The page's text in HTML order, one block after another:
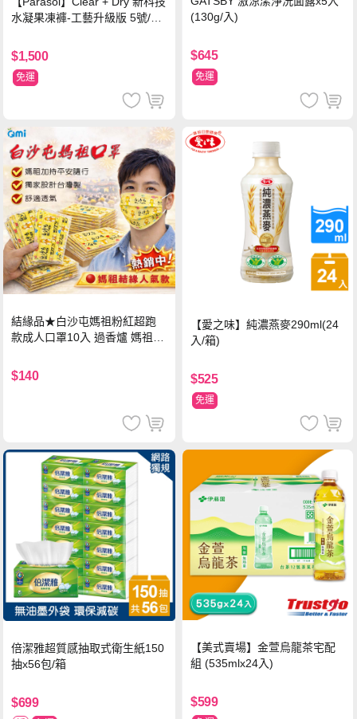
水凝果凍褲-工藝升級版 5號/XL
$1,500
免運
(130g/入)
$645
免運
結緣品★白沙屯媽祖粉紅超跑
款成人口罩10入 過香爐 媽祖加
$140
【愛之味】純濃燕麥290ml(24
入/箱)
$525
免運
倍潔雅超質感抽取式衛生紙150
抽x56包/箱
$699
【美式賣場】金萱烏龍茶宅配
組 (535mlx24入)
$599